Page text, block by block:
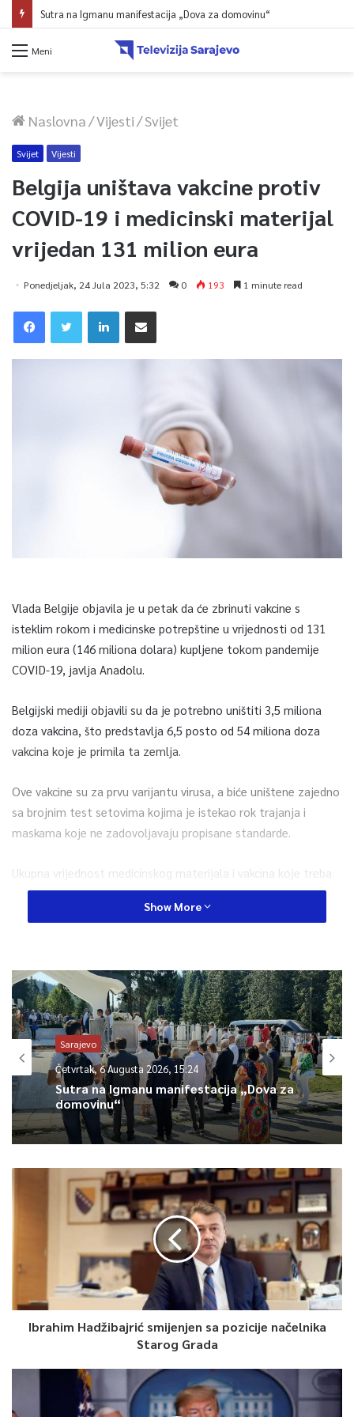
Sutra na Igmanu manifestacija „Dova za domovinu“
Meni
Naslovna/Vijesti/Svijet
Svijet Vijesti
Belgija uništava vakcine protiv
COVID-19 i medicinski materijal
vrijedan 131 milion eura
Ponedjeljak, 24 Jula 2023, 5:32 0 193 1 minute read
Vlada Belgije objavila je u petak da će zbrinuti vakcine s
isteklim rokom i medicinske potrepštine u vrijednosti od 131
milion eura (146 miliona dolara) kupljene tokom pandemije
COVID-19, javlja Anadolu.
Belgijski mediji objavili su da je potrebno uništiti 3,5 miliona
doza vakcina, što predstavlja 6,5 posto od 54 miliona doza
vakcina koje je primila ta zemlja.
Ove vakcine su za prvu varijantu virusa, a biće uništene zajedno
sa brojnim test setovima kojima je istekao rok trajanja i
maskama koje ne zadovoljavaju propisane standarde.
Ukupna vrijednost medicinskog materijala i vakcina koje treba
uništiti je 131 milion eura, a sam proces koštaće 310.000 eura.
ogromnu količinu medicinskog materijala u vrijeme kada je
takvih materijala bilo malo.
0
Article Rating
Show More
Sarajevo
Četvrtak, 6 Augusta 2026, 15:24
Sutra na Igmanu manifestacija „Dova za
domovinu“
Ibrahim Hadžibajrić smijenjen sa pozicije načelnika
Starog Grada